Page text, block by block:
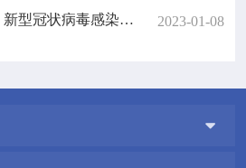
【国家卫生健康委】新型冠状病毒感染防控方案（第十版） 2023-01-08
